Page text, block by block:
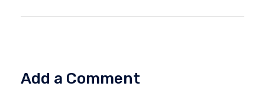
Add a Comment